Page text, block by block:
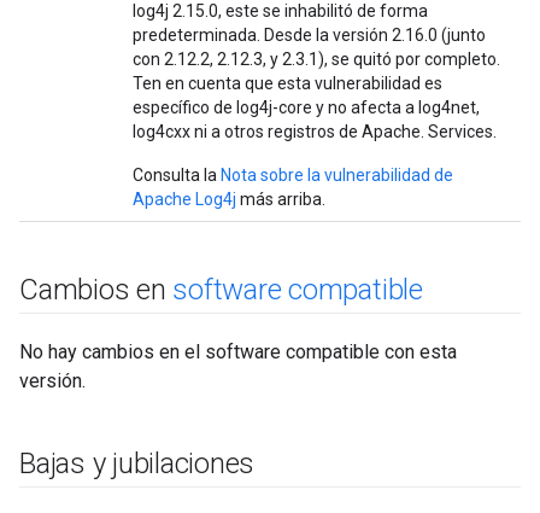
log4j 2.15.0, este se inhabilitó de forma
predeterminada. Desde la versión 2.16.0 (junto
con 2.12.2, 2.12.3, y 2.3.1), se quitó por completo.
Ten en cuenta que esta vulnerabilidad es
específico de log4j-core y no afecta a log4net,
log4cxx ni a otros registros de Apache. Services.
Consulta la Nota sobre la vulnerabilidad de
Apache Log4j más arriba.
Cambios en software compatible
No hay cambios en el software compatible con esta
versión.
Bajas y jubilaciones